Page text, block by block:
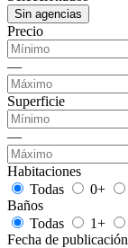
Sin agencias
Precio
—
Superficie
—
Habitaciones
Todas
0+
Baños
Todas
1+
Fecha de publicación